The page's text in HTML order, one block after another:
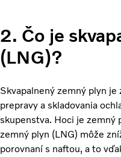
2. Čo je
(LNG)?
Skvapalnený zemný plyn
prepravy a skladovania
skupenstva. Hoci je zemný
zemný plyn (LNG) môže
porovnaní s naftou, a to